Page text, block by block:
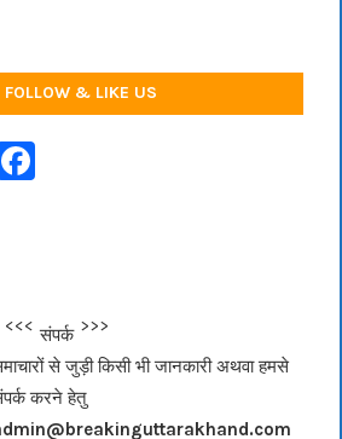
FOLLOW & LIKE US
F
b
o
o
<<<संपर्क>>>
से जुड़ी किसी भी जानकारी अथवा हमसे
करने हेतु